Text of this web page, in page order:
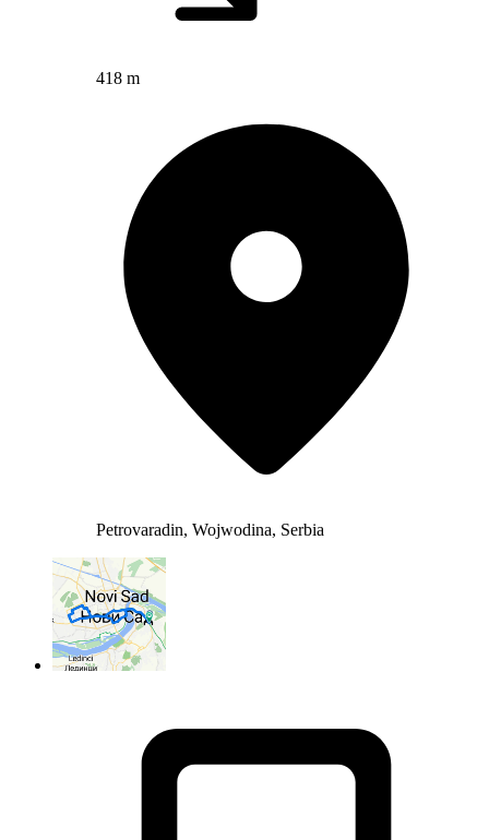
418 m
Petrovaradin, Wojwodina, Serbia